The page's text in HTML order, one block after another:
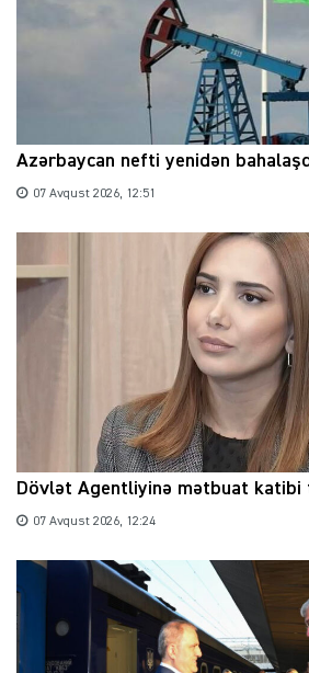
Azərbaycan nefti yenidən
07 Avqust 2026, 12:51
Dövlət Agentliyinə mətbuat katibi
07 Avqust 2026, 12:24